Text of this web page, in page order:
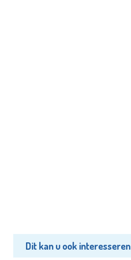
Dit kan u ook interesseren